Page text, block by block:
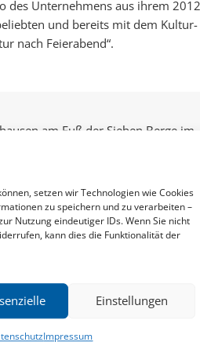
setzen wir Technologien wie Cookies
zu speichern und zu verarbeiten –
Nutzung eindeutiger IDs. Wenn Sie nicht
kann dies die Funktionalität der
Einstellungen
Impressum
des Unternehmens aus ihrem 2012
und bereits mit dem Kultur-
nach Feierabend“.
am Fuß der Sieben Berge im
in Kassel. Trotz ihrer